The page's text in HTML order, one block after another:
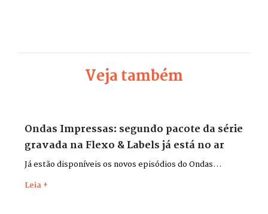
Veja também
Ondas Impressas: segundo pacote da série
gravada na Flexo & Labels já está no ar
Já estão disponíveis os novos episódios do Ondas
Pack 2026, que aconteceu entre os dias 26 e 29 de maio,
Leia +